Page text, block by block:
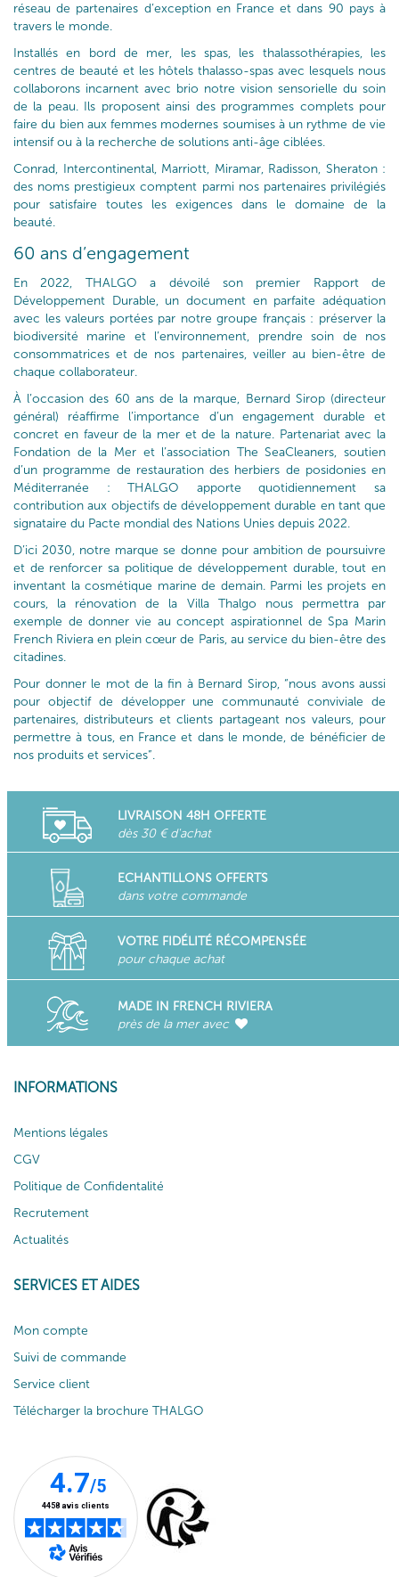
réseau de partenaires d’exception en France et dans 90 pays à
travers le monde.
Installés en bord de mer, les spas, les thalassothérapies, les
centres de beauté et les hôtels thalasso-spas avec lesquels nous
collaborons incarnent avec brio notre vision sensorielle du soin
de la peau. Ils proposent ainsi des programmes complets pour
faire du bien aux femmes modernes soumises à un rythme de vie
intensif ou à la recherche de solutions anti-âge ciblées.
Conrad, Intercontinental, Marriott, Miramar, Radisson, Sheraton :
des noms prestigieux comptent parmi nos partenaires privilégiés
pour satisfaire toutes les exigences dans le domaine de la
beauté.
60 ans d’engagement
En 2022, THALGO a dévoilé son premier Rapport de
Développement Durable, un document en parfaite adéquation
avec les valeurs portées par notre groupe français : préserver la
biodiversité marine et l’environnement, prendre soin de nos
consommatrices et de nos partenaires, veiller au bien-être de
chaque collaborateur.
À l’occasion des 60 ans de la marque, Bernard Sirop (directeur
général) réaffirme l’importance d’un engagement durable et
concret en faveur de la mer et de la nature. Partenariat avec la
Fondation de la Mer et l’association The SeaCleaners, soutien
d’un programme de restauration des herbiers de posidonies en
Méditerranée : THALGO apporte quotidiennement sa
contribution aux objectifs de développement durable en tant que
signataire du Pacte mondial des Nations Unies depuis 2022.
D’ici 2030, notre marque se donne pour ambition de poursuivre
et de renforcer sa politique de développement durable, tout en
inventant la cosmétique marine de demain. Parmi les projets en
cours, la rénovation de la Villa Thalgo nous permettra par
exemple de donner vie au concept aspirationnel de Spa Marin
French Riviera en plein cœur de Paris, au service du bien-être des
citadines.
Pour donner le mot de la fin à Bernard Sirop, “nous avons aussi
pour objectif de développer une communauté conviviale de
partenaires, distributeurs et clients partageant nos valeurs, pour
permettre à tous, en France et dans le monde, de bénéficier de
nos produits et services”.
LIVRAISON 48H OFFERTE
dès 30 € d'achat
ECHANTILLONS OFFERTS
dans votre commande
VOTRE FIDÉLITÉ RÉCOMPENSÉE
pour chaque achat
MADE IN FRENCH RIVIERA
près de la mer avec
INFORMATIONS
Mentions légales
CGV
Politique de Confidentalité
Recrutement
Actualités
SERVICES ET AIDES
Mon compte
Suivi de commande
Service client
Télécharger la brochure THALGO